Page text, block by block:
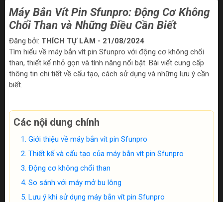
Máy Bắn Vít Pin Sfunpro: Động Cơ Không
Chổi Than và Những Điều Cần Biết
Đăng bởi: THÍCH TỰ LÀM - 21/08/2024
Tìm hiểu về máy bắn vít pin Sfunpro với động cơ không chổi
than, thiết kế nhỏ gọn và tính năng nổi bật. Bài viết cung cấp
thông tin chi tiết về cấu tạo, cách sử dụng và những lưu ý cần
biết.
Các nội dung chính
Giới thiệu về máy bắn vít pin Sfunpro
Thiết kế và cấu tạo của máy bắn vít pin Sfunpro
Động cơ không chổi than
So sánh với máy mở bu lông
Lưu ý khi sử dụng máy bắn vít pin Sfunpro